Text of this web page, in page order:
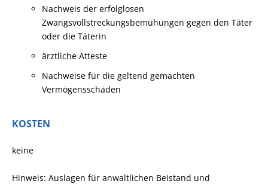
Nachweis der erfolglosen
Zwangsvollstreckungsbemühungen gegen den Täter
oder die Täterin
ärztliche Atteste
Nachweise für die geltend gemachten
Vermögensschäden
KOSTEN
keine
Hinweis: Auslagen für anwaltlichen Beistand und